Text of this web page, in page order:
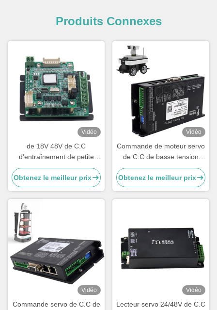
Produits Connexes
Vidéo
de 18V 48V de C.C
d'entraînement de petite
taille encodeur servo
absolument pour l'entrepôt
de robot d'AGV
Obtenez le meilleur prix
Vidéo
Commande de moteur servo
de C.C de basse tension
24V 12A absolument
encodeur pour le robot
industriel
Obtenez le meilleur prix
Vidéo
Commande servo de C.C de
Vidéo
Lecteur servo 24/48V de C.C